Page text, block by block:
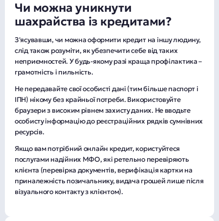
Чи можна уникнути
шахрайства із кредитами?
З'ясувавши, чи можна оформити кредит на іншу людину,
слід також розуміти, як убезпечити себе від таких
неприємностей. У будь-якому разі краща профілактика –
грамотність і пильність.
Не передавайте свої особисті дані (тим більше паспорт і
ІПН) нікому без крайньої потреби. Використовуйте
браузери з високим рівнем захисту даних. Не вводьте
особисту інформацію до реєстраційних рядків сумнівних
ресурсів.
Якщо вам потрібний онлайн кредит, користуйтеся
послугами надійних МФО, які ретельно перевіряють
клієнта (перевірка документів, верифікація картки на
приналежність позичальнику, видача грошей лише після
візуального контакту з клієнтом).